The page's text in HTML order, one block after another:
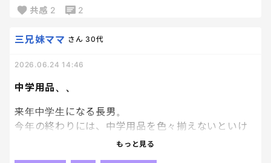
んだなって思った。
た私がいるのだか🥹
共感 2 2
中学用品、、
三兄妹ママ さん 30代
2026.06.24 14:46
来年中学生になる長男。
今年の終わりには、中学用品を色々揃えないといけ
もっと見る